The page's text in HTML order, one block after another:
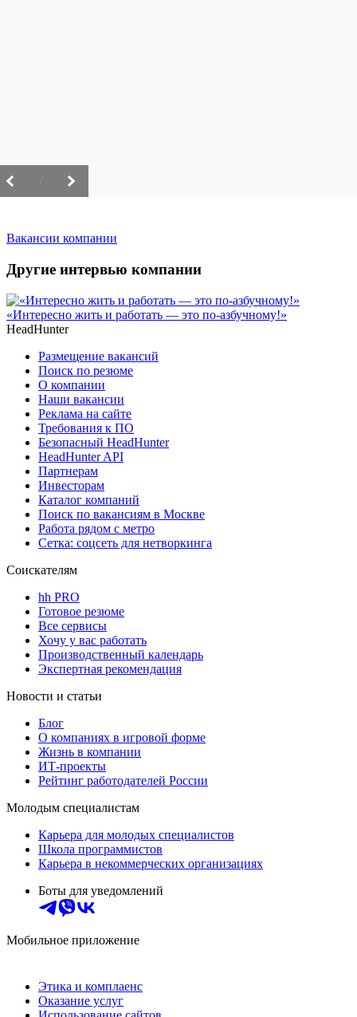
Вакансии компании
Другие интервью компании
«Интересно жить и работать — это по-азбучному!»
HeadHunter
Размещение вакансий
Поиск по резюме
О компании
Наши вакансии
Реклама на сайте
Требования к ПО
Безопасный HeadHunter
HeadHunter API
Партнерам
Инвесторам
Каталог компаний
Поиск по вакансиям в Москве
Работа рядом с метро
Сетка: соцсеть для нетворкинга
Соискателям
hh PRO
Готовое резюме
Все сервисы
Хочу у вас работать
Производственный календарь
Экспертная рекомендация
Новости и статьи
Блог
О компаниях в игровой форме
Жизнь в компании
ИТ-проекты
Рейтинг работодателей России
Молодым специалистам
Карьера для молодых специалистов
Школа программистов
Карьера в некоммерческих организациях
Боты для уведомлений
Мобильное приложение
Этика и комплаенс
Оказание услуг